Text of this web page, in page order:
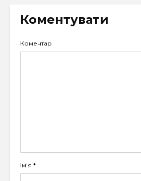
Коментувати
Коментар
Ім'я *